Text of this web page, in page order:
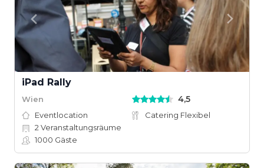
iPad Rally
Wien 4,5
Eventlocation
Catering Flexibel
2 Veranstaltungsräume
1000 Gäste